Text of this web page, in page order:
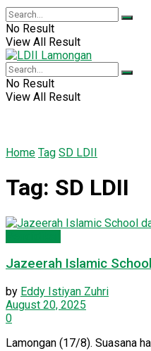
No Result
View All Result
No Result
View All Result
Home Tag SD LDII
Tag: SD LDII
Jazeerah Islamic
by Eddy Istiyan Zuhri
August 20, 2025
0
Lamongan (17/8). Suasana